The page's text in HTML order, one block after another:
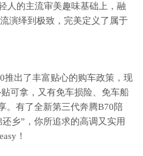
人的主流审美趣味基础上，融
演绎到极致，完美定义了属于
推出了丰富贴心的购车政策，现
可拿，又有免车损险、免车船
。有了全新第三代奔腾B70陪
乡”，你所追求的高调又实用
！